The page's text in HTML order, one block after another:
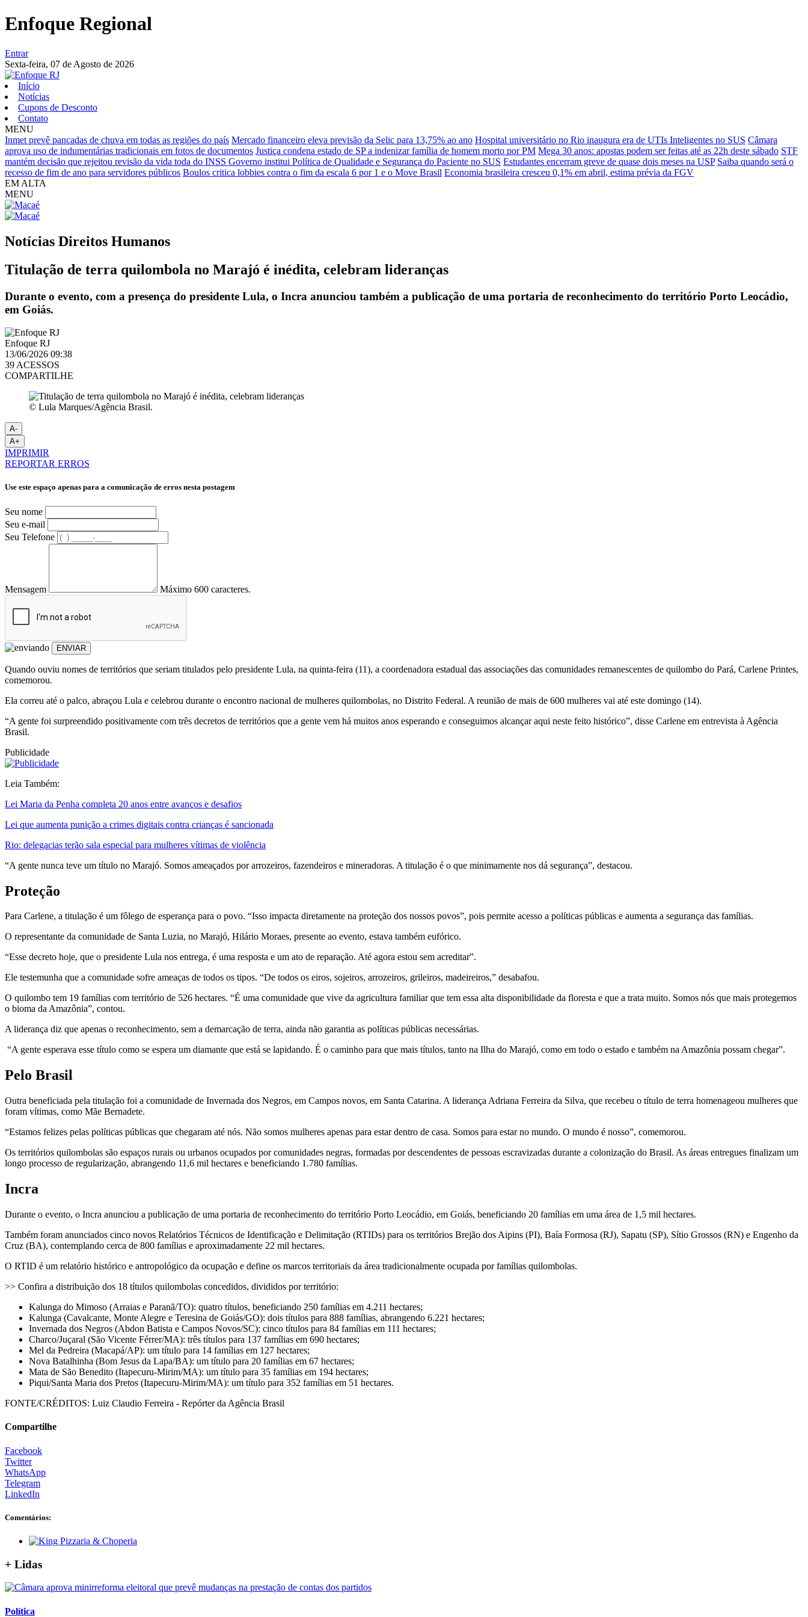
Enfoque Regional
Entrar
Sexta-feira, 07 de Agosto de 2026
Início
Notícias
Cupons de Desconto
Contato
MENU
Inmet prevê pancadas de chuva em todas as regiões do país Mercado financeiro eleva previsão da Selic para 13,75% ao ano Hospital universitário no Rio inaugura era de UTIs Inteligentes no SUS Câmara
aprova uso de indumentárias tradicionais em fotos de documentos Justiça condena estado de SP a indenizar família de homem morto por PM Mega 30 anos: apostas podem ser feitas até as 22h deste sábado STF
mantém decisão que rejeitou revisão da vida toda do INSS Governo institui Política de Qualidade e Segurança do Paciente no SUS Estudantes encerram greve de quase dois meses na USP Saiba quando será o
recesso de fim de ano para servidores públicos Boulos critica lobbies contra o fim da escala 6 por 1 e o Move Brasil Economia brasileira cresceu 0,1% em abril, estima prévia da FGV
EM ALTA
MENU
Notícias Direitos Humanos
Titulação de terra quilombola no Marajó é inédita, celebram lideranças
Durante o evento, com a presença do presidente Lula, o Incra anunciou também a publicação de uma portaria de reconhecimento do território Porto Leocádio,
em Goiás.
Enfoque RJ
13/06/2026 09:38
39 ACESSOS
COMPARTILHE
© Lula Marques/Agência Brasil.
A-
A+
IMPRIMIR
REPORTAR ERROS
Use este espaço apenas para a comunicação de erros nesta postagem
Seu nome
Seu e-mail
Seu Telefone
Mensagem Máximo 600 caracteres.
ENVIAR
Quando ouviu nomes de territórios que seriam titulados pelo presidente Lula, na quinta-feira (11), a coordenadora estadual das associações das comunidades remanescentes de quilombo do Pará, Carlene Printes,
comemorou.
Ela correu até o palco, abraçou Lula e celebrou durante o encontro nacional de mulheres quilombolas, no Distrito Federal. A reunião de mais de 600 mulheres vai até este domingo (14).
“A gente foi surpreendido positivamente com três decretos de territórios que a gente vem há muitos anos esperando e conseguimos alcançar aqui neste feito histórico”, disse Carlene em entrevista à Agência
Brasil.
Publicidade
Leia Também:
Lei Maria da Penha completa 20 anos entre avanços e desafios
Lei que aumenta punição a crimes digitais contra crianças é sancionada
Rio: delegacias terão sala especial para mulheres vítimas de violência
“A gente nunca teve um título no Marajó. Somos ameaçados por arrozeiros, fazendeiros e mineradoras. A titulação é o que minimamente nos dá segurança”, destacou.
Proteção
Para Carlene, a titulação é um fôlego de esperança para o povo. “Isso impacta diretamente na proteção dos nossos povos”, pois permite acesso a políticas públicas e aumenta a segurança das famílias.
O representante da comunidade de Santa Luzia, no Marajó, Hilário Moraes, presente ao evento, estava também eufórico.
“Esse decreto hoje, que o presidente Lula nos entrega, é uma resposta e um ato de reparação. Até agora estou sem acreditar”.
Ele testemunha que a comunidade sofre ameaças de todos os tipos. “De todos os eiros, sojeiros, arrozeiros, grileiros, madeireiros,” desabafou.
O quilombo tem 19 famílias com território de 526 hectares. “É uma comunidade que vive da agricultura familiar que tem essa alta disponibilidade da floresta e que a trata muito. Somos nós que mais protegemos
o bioma da Amazônia”, contou.
A liderança diz que apenas o reconhecimento, sem a demarcação de terra, ainda não garantia as políticas públicas necessárias.
“A gente esperava esse título como se espera um diamante que está se lapidando. É o caminho para que mais títulos, tanto na Ilha do Marajó, como em todo o estado e também na Amazônia possam chegar”.
Pelo Brasil
Outra beneficiada pela titulação foi a comunidade de Invernada dos Negros, em Campos novos, em Santa Catarina. A liderança Adriana Ferreira da Silva, que recebeu o título de terra homenageou mulheres que
foram vítimas, como Mãe Bernadete.
“Estamos felizes pelas políticas públicas que chegaram até nós. Não somos mulheres apenas para estar dentro de casa. Somos para estar no mundo. O mundo é nosso”, comemorou.
Os territórios quilombolas são espaços rurais ou urbanos ocupados por comunidades negras, formadas por descendentes de pessoas escravizadas durante a colonização do Brasil. As áreas entregues finalizam um
longo processo de regularização, abrangendo 11,6 mil hectares e beneficiando 1.780 famílias.
Incra
Durante o evento, o Incra anunciou a publicação de uma portaria de reconhecimento do território Porto Leocádio, em Goiás, beneficiando 20 famílias em uma área de 1,5 mil hectares.
Também foram anunciados cinco novos Relatórios Técnicos de Identificação e Delimitação (RTIDs) para os territórios Brejão dos Aipins (PI), Baía Formosa (RJ), Sapatu (SP), Sítio Grossos (RN) e Engenho da
Cruz (BA), contemplando cerca de 800 famílias e aproximadamente 22 mil hectares.
O RTID é um relatório histórico e antropológico da ocupação e define os marcos territoriais da área tradicionalmente ocupada por famílias quilombolas.
>> Confira a distribuição dos 18 títulos quilombolas concedidos, divididos por território:
Kalunga do Mimoso (Arraias e Paranã/TO): quatro títulos, beneficiando 250 famílias em 4.211 hectares;
Kalunga (Cavalcante, Monte Alegre e Teresina de Goiás/GO): dois títulos para 888 famílias, abrangendo 6.221 hectares;
Invernada dos Negros (Abdon Batista e Campos Novos/SC): cinco títulos para 84 famílias em 111 hectares;
Charco/Juçaral (São Vicente Férrer/MA): três títulos para 137 famílias em 690 hectares;
Mel da Pedreira (Macapá/AP): um título para 14 famílias em 127 hectares;
Nova Batalhinha (Bom Jesus da Lapa/BA): um título para 20 famílias em 67 hectares;
Mata de São Benedito (Itapecuru-Mirim/MA): um título para 35 famílias em 194 hectares;
Piqui/Santa Maria dos Pretos (Itapecuru-Mirim/MA): um título para 352 famílias em 51 hectares.
FONTE/CRÉDITOS: Luiz Claudio Ferreira - Repórter da Agência Brasil
Compartilhe
Facebook
Twitter
WhatsApp
Telegram
LinkedIn
Comentários:
+ Lidas
Política